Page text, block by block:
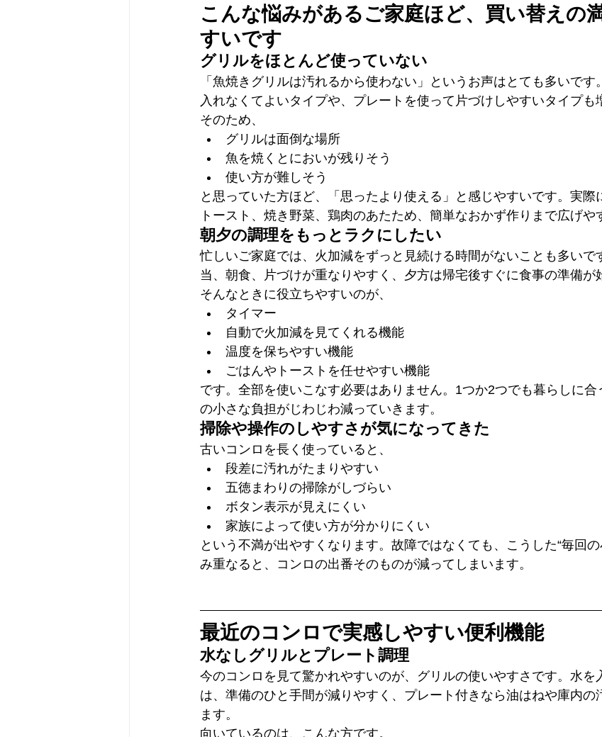
こんな悩みがあるご家庭ほど、買い替えの
すいです
グリルをほとんど使っていない
「魚焼きグリルは汚れるから使わない」というお声はとても多いです
入れなくてよいタイプや、プレートを使って片づけしやすいタイプも
そのため、
グリルは面倒な場所
魚を焼くとにおいが残りそう
使い方が難しそう
と思っていた方ほど、「思ったより使える」と感じやすいです。実際
トースト、焼き野菜、鶏肉のあたため、簡単なおかず作りまで広げや
朝夕の調理をもっとラクにしたい
忙しいご家庭では、火加減をずっと見続ける時間がないことも多いで
当、朝食、片づけが重なりやすく、夕方は帰宅後すぐに食事の準備が
そんなときに役立ちやすいのが、
タイマー
自動で火加減を見てくれる機能
温度を保ちやすい機能
ごはんやトーストを任せやすい機能
です。全部を使いこなす必要はありません。1つか2つでも暮らしに合
の小さな負担がじわじわ減っていきます。
掃除や操作のしやすさが気になってきた
古いコンロを長く使っていると、
段差に汚れがたまりやすい
五徳まわりの掃除がしづらい
ボタン表示が見えにくい
家族によって使い方が分かりにくい
という不満が出やすくなります。故障ではなくても、こうした“毎回
み重なると、コンロの出番そのものが減ってしまいます。
最近のコンロで実感しやすい便利機能
水なしグリルとプレート調理
今のコンロを見て驚かれやすいのが、グリルの使いやすさです。水を
は、準備のひと手間が減りやすく、プレート付きなら油はねや庫内の
ます。
向いているのは、こんな方です。